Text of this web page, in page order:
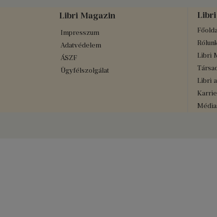
Libri Magazin
Impresszum
Adatvédelem
ÁSZF
Ügyfélszolgálat
Libri
Libri
Libri